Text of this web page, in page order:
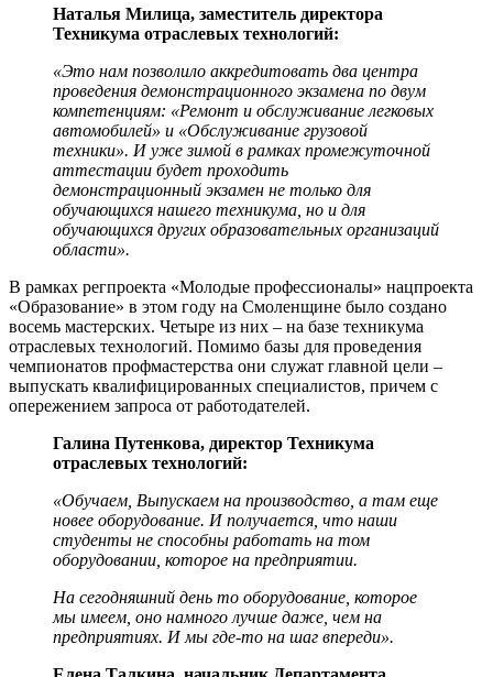
Наталья Милица, заместитель директора
Техникума отраслевых технологий:
«Это нам позволило аккредитовать два центра
проведения демонстрационного экзамена по двум
компетенциям: «Ремонт и обслуживание легковых
автомобилей» и «Обслуживание грузовой
техники». И уже зимой в рамках промежуточной
аттестации будет проходить
демонстрационный экзамен не только для
обучающихся нашего техникума, но и для
обучающихся других образовательных организаций
области».
В рамках регпроекта «Молодые профессионалы» нацпроекта
«Образование» в этом году на Смоленщине было создано
восемь мастерских. Четыре из них – на базе техникума
отраслевых технологий. Помимо базы для проведения
чемпионатов профмастерства они служат главной цели –
выпускать квалифицированных специалистов, причем с
опережением запроса от работодателей.
Галина Путенкова, директор Техникума
отраслевых технологий:
«Обучаем, Выпускаем на производство, а там еще
новее оборудование. И получается, что наши
студенты не способны работать на том
оборудовании, которое на предприятии.
На сегодняшний день то оборудование, которое
мы имеем, оно намного лучше даже, чем на
предприятиях. И мы где-то на шаг впереди».